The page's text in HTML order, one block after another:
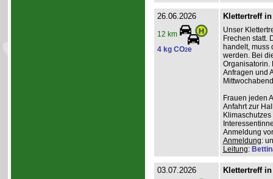
26.06.2026
12 km
4 kg CO2e
Klettertreff
Unser
Frechen statt.
handelt, muss
werden. Bei
Organisatorin.
Anfragen und
Frauen jeden
Anfahrt zur
Anmeldung
Anmeldung:
Leitung:
03.07.2026 Klettertreff